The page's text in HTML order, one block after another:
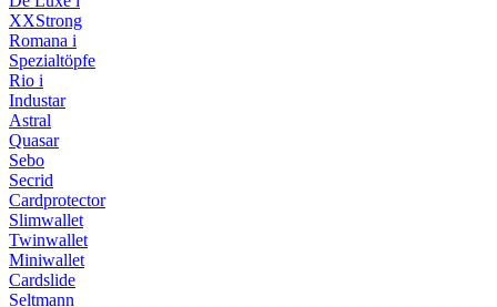
XXStrong
Romana i
Spezialtöpfe
Rio i
Industar
Astral
Quasar
Sebo
Secrid
Cardprotector
Slimwallet
Twinwallet
Miniwallet
Cardslide
Seltmann